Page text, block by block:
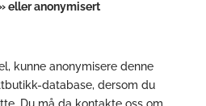
eller anonymisert
kunne anonymisere denne
database, dersom du